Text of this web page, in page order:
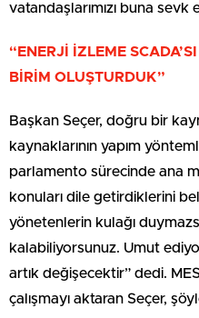
vatandaşlarımızı buna
“ENERJİ İZLEME
BİRİM OLUŞTURDUK”
Başkan Seçer, doğru bir
kaynaklarının yapım
parlamento sürecinde ana
konuları dile getirdiklerini
yönetenlerin kulağı
kalabiliyorsunuz. Umut
artık değişecektir” dedi.
çalışmayı aktaran Seçer,